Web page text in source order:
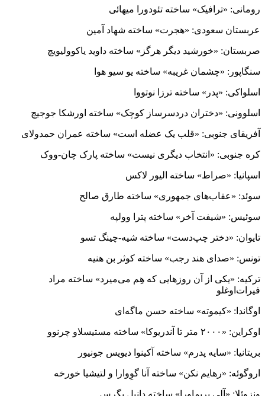
رومانی: «ترافیک» ساخته تئودورا میهائی
عربستان سعودی: «هجرت» ساخته شهاد آمین
صربستان: «خورشید دیگر هرگز» ساخته داوید یاکوولیویچ
سنگاپور: «چشمان غریبه» ساخته یو سیو هوا
اسلواکی: «پدر» ساخته ترزا نوتووا
اسلوونی: «دختران دردسرساز کوچک» ساخته اورشکا جوجیچ
آفریقای جنوبی: «قلب یک عضله است» ساخته عمران حمدولای
کره جنوبی: «انتخاب دیگری نیست» ساخته پارک چان-ووک
اسپانیا: «صراط» ساخته الیور لاکس
سوئد: «عقاب‌های جمهوری» ساخته طارق صالح
سوئیس: «شیفت آخر» ساخته پترا وولپه
تایوان: «دختر چپ‌دست» ساخته شیه-چینگ تسو
تونس: «صدای هند رجب» ساخته کوثر بن هنیه
ترکیه: «یکی از آن روزهایی که هِم می‌میرد» ساخته مراد
فیرات‌اوغلو
اوگاندا: «کیموته» ساخته حسن ماگه‌ای
اوکراین: «۲۰۰۰ متر تا آندریوکا» ساخته مستیسلاو چرنوو
بریتانیا: «سایه پدرم» ساخته آکینوا دیویس جونیور
اروگوئه: «رهایم نکن» ساخته آنا گوِوارا و لتیشیا خورخه
ونزوئلا: «آلی پریماورا» ساخته دانیل یگرس